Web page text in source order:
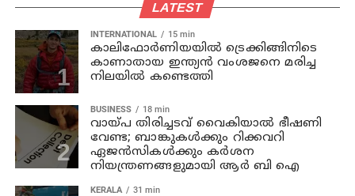
LATEST
INTERNATIONAL 15 min
കാലിഫോര്‍ണിയയില്‍ ട്രെക്കിങ്ങിനിടെ
കാണാതായ ഇന്ത്യന്‍ വംശജനെ മരിച്ച
നിലയില്‍ കണ്ടെത്തി
BUSINESS 18 min
വായ്പ തിരിച്ചടവ് വൈകിയാൽ ഭീഷണി
വേണ്ട; ബാങ്കുകൾക്കും റിക്കവറി
ഏജൻസികൾക്കും കർശന
നിയന്ത്രണങ്ങളുമായി ആർ ബി ഐ
KERALA 31 min